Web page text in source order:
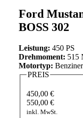
Ford
BOSS 302
Leistung: 450 PS
Drehmoment: 515
Motortyp: Benziner
PREIS
450,00 €
550,00 €
inkl. MwSt.